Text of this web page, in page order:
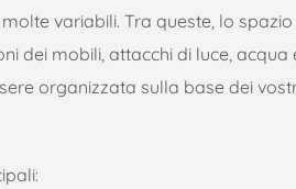
variabili. Tra queste, lo
dei mobili, attacchi di luce,
organizzata sulla base dei